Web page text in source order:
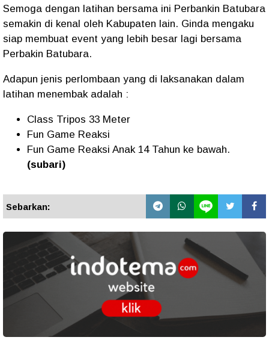
Semoga dengan latihan bersama ini Perbankin Batubara
semakin di kenal oleh Kabupaten lain. Ginda mengaku
siap membuat event yang lebih besar lagi bersama
Perbakin Batubara.
Adapun jenis perlombaan yang di laksanakan dalam
latihan menembak adalah :
Class Tripos 33 Meter
Fun Game Reaksi
Fun Game Reaksi Anak 14 Tahun ke bawah.
(subari)
Sebarkan: